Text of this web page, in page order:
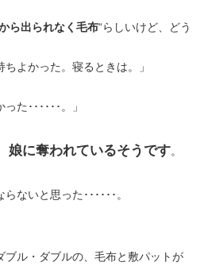
ら出られなく毛布“らしいけど、どう
よかった。寝るときは。」
た･･････。」
娘に奪われているそうです。
ないと思った･･････。
ブル・ダブルの、毛布と敷パットが